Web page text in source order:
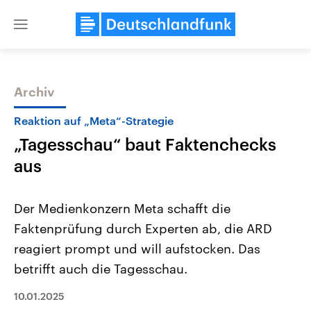
Close
Themen
Landtagswahl Sachsen-Anhalt
2026
Alle Informationen
Sachsen-Anhalt wählt am 6.
Landtag. Seit 2021 wird das
Aktuelle Beiträge,
Wirtschaftlich und
Archiv
Reaktion auf „Meta“-Strategie
„Tagesschau“ baut Faktenchecks
aus
Der Medienkonzern Meta schafft die
Faktenprüfung durch Experten ab, die ARD
reagiert prompt und will aufstocken. Das
betrifft auch die Tagesschau.
10.01.2025